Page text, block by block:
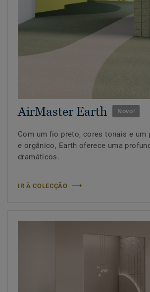
AirMaster Earth Novo!
Com um fio preto, cores tonais e um
e orgânico, Earth oferece uma
dramáticos.
IR À COLECÇÃO